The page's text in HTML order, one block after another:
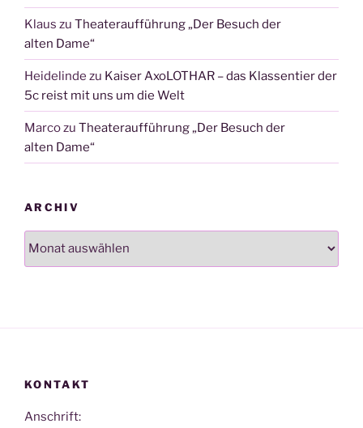
Klaus zu Theateraufführung „Der Besuch der
alten Dame“
Heidelinde zu Kaiser AxoLOTHAR – das Klassentier der
5c reist mit uns um die Welt
Marcozu Theateraufführung „Der Besuch der
alten Dame“
ARCHIV
Archiv
KONTAKT
Anschrift: